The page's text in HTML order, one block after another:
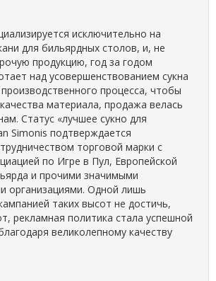
исключительно на
для бильярдных столов, и, не
продукцию, год за годом
над усовершенствованием сукна
процесса, чтобы
материала, продажа велась
Статус «лучшее сукно для
Simonis подтверждается
торговой марки с
по Игре в Пул, Европейской
и прочими значимыми
организациями. Одной лишь
таких высот не достичь,
рекламная политика стала успешной
великолепному качеству